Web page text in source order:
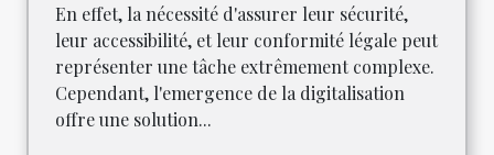
En effet, la nécessité d'assurer leur sécurité,
leur accessibilité, et leur conformité légale peut
représenter une tâche extrêmement complexe.
Cependant, l'emergence de la digitalisation
offre une solution...